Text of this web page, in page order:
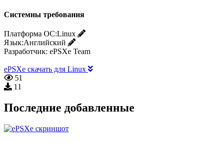
Системны требования
Платформа ОС:Linux
Язык:Английский
Разработчик: ePSXe Team
ePSXe скачать для Linux
51
11
Последние добавленные